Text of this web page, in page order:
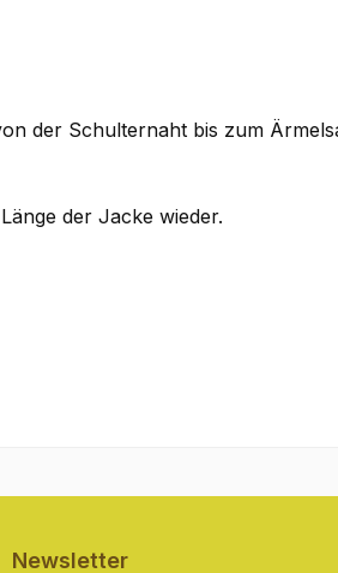
der Schulternaht bis zum
der Jacke wieder.
Newsletter